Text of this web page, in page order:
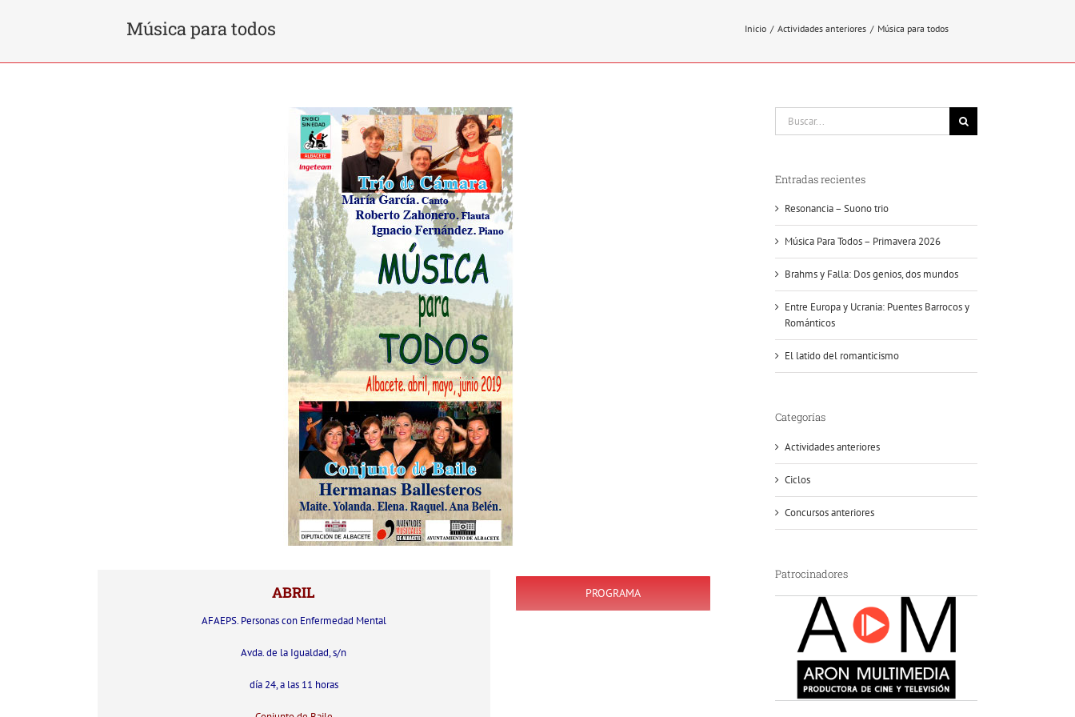
Música para todos Inicio / Actividades anteriores / Música para todos
ABRIL
AFAEPS. Personas con Enfermedad Mental
Avda. de la Igualdad, s/n
día 24, a las 11 horas
PROGRAMA
Entradas recientes
Resonancia – Suono trio
Música Para Todos – Primavera 2026
Brahms y Falla: Dos genios, dos mundos
Entre Europa y Ucrania: Puentes Barrocos y
Románticos
El latido del romanticismo
Categorías
Actividades anteriores
Ciclos
Concursos anteriores
Patrocinadores